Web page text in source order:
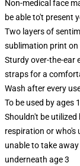
Non-medical face
be able to't present
Two layers of
sublimation print on
Sturdy over-the-ear
straps for a
Wash after every
To be used by ages
Shouldn't be
respiration or who's
unable to take
underneath age 3